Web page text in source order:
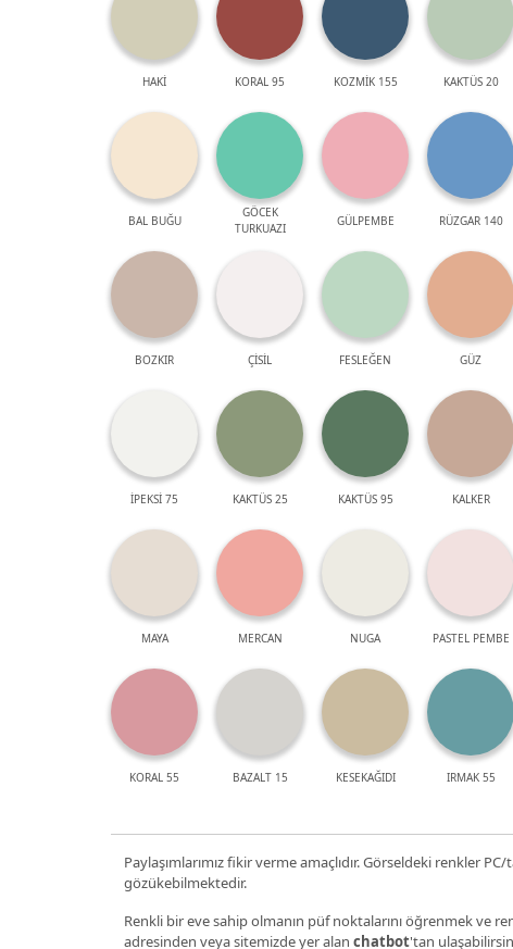
HAKİ KORAL 95 KOZMİK 155 KAKTÜS 20
BAL BUĞU
GÖCEK
TURKUAZI
GÜLPEMBE RÜZGAR 140
BOZKIR ÇİSİL FESLEĞEN GÜZ
İPEKSİ 75 KAKTÜS 25 KAKTÜS 95 KALKER
MAYA MERCAN NUGA PASTEL PEMBE
KORAL 55 BAZALT 15 KESEKAĞIDI IRMAK 55
Paylaşımlarımız fikir verme amaçlıdır. Görseldeki renkler
gözükebilmektedir.
Renkli bir eve sahip olmanın püf noktalarını öğrenmek ve
adresinden veya sitemizde yer alan chatbot'tan